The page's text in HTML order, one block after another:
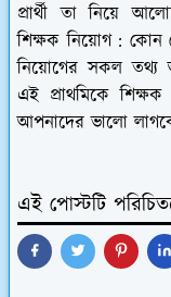
প্রার্থী তা নিয়ে
শিক্ষক নিয়োগ : কোন
নিয়োগের সকল তথ্য
এই প্রাথমিকে
আপনাদের ভালো
এই পোস্টটি